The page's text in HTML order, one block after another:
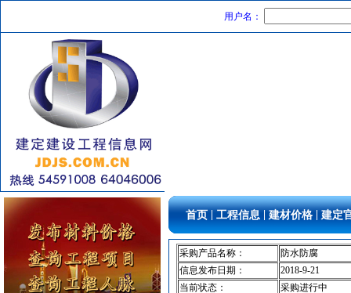
用户名：
扶手护栏 [采购中]
插座开关酒店设备 [采购中]
变配电 [采购中]
筒灯
[采购中]
低压电器 [采购中]
墙地面砖 [采购中]
仿古砖 [采购中]
二头隔栅射灯 [采购中]
外墙装饰 [采购中]
防火阀 [采购中]
室内装修
供水设备 [采购中]
路标 [采购中]
首页 工程信息 建材价格 建定
采购产品名称：
防水防腐
信息发布日期：
2018-9-21
当前状态：
采购进行中